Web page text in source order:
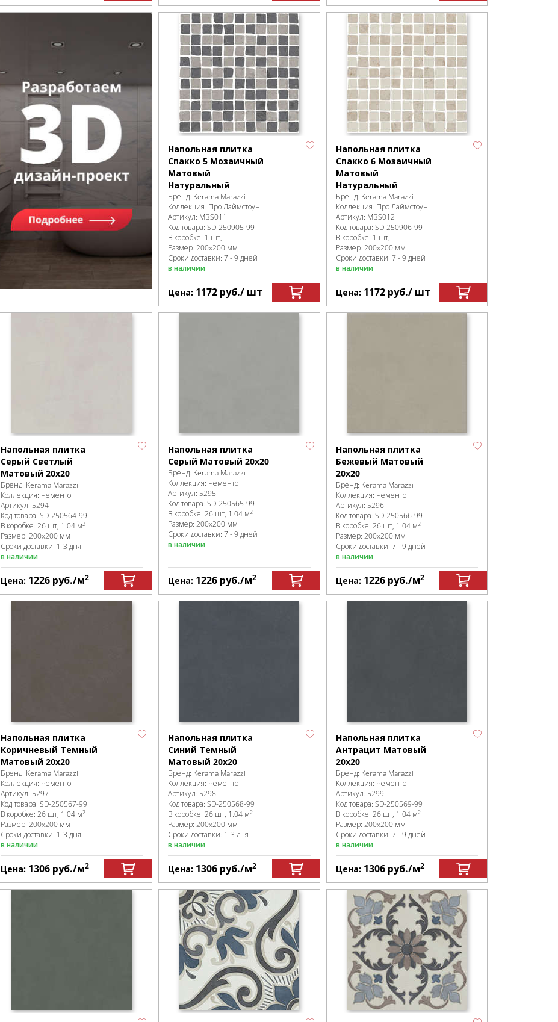
Напольная плитка
Спакко 5 Мозаичный
Матовый
Натуральный
Бренд: Kerama Marazzi
Коллекция: Про Лаймстоун
Артикул: MBS011
Код товара:SD-250905-99
В коробке: 1 шт,
Размер:200x200 мм
Сроки доставки: 7 - 9 дней
в наличии
Цена: 1172 руб./ шт
Напольная плитка
Спакко 6 Мозаичный
Матовый
Натуральный
Бренд: Kerama Marazzi
Коллекция: Про Лаймстоун
Артикул: MBS012
Код товара: SD-250906-99
В коробке: 1 шт,
Размер: 200x200 мм
Сроки доставки: 7 - 9 дней
в наличии
Цена: 1172 руб./ шт
Напольная плитка
Серый Светлый
Матовый 20x20
Бренд: Kerama Marazzi
Коллекция: Чементо
Артикул: 5294
Код товара: SD-250564-99
В коробке: 26 шт, 1.04 м2
Размер: 200x200 мм
Сроки доставки: 1-3 дня
в наличии
Цена: 1226 руб./м2
Напольная плитка
Серый Матовый 20x20
Бренд: Kerama Marazzi
Коллекция: Чементо
Артикул: 5295
Код товара:SD-250565-99
В коробке:26 шт, 1.04 м2
Размер:200x200 мм
Сроки доставки: 7 - 9 дней
в наличии
Цена: 1226 руб./м2
Напольная плитка
Бежевый Матовый
20x20
Бренд: Kerama Marazzi
Коллекция: Чементо
Артикул: 5296
Код товара: SD-250566-99
В коробке: 26 шт, 1.04 м2
Размер: 200x200 мм
Сроки доставки: 7 - 9 дней
в наличии
Цена: 1226 руб./м2
Напольная плитка
Коричневый Темный
Матовый 20x20
Бренд: Kerama Marazzi
Коллекция: Чементо
Артикул: 5297
Код товара: SD-250567-99
В коробке: 26 шт, 1.04 м2
Размер: 200x200 мм
Сроки доставки: 1-3 дня
в наличии
Цена: 1306 руб./м2
Напольная плитка
Синий Темный
Матовый 20x20
Бренд: Kerama Marazzi
Коллекция: Чементо
Артикул: 5298
Код товара:SD-250568-99
В коробке:26 шт, 1.04 м2
Размер:200x200 мм
Сроки доставки: 1-3 дня
в наличии
Цена: 1306 руб./м2
Напольная плитка
Антрацит Матовый
20x20
Бренд: Kerama Marazzi
Коллекция: Чементо
Артикул: 5299
Код товара: SD-250569-99
В коробке: 26 шт, 1.04 м2
Размер: 200x200 мм
Сроки доставки: 7 - 9 дней
в наличии
Цена: 1306 руб./м2